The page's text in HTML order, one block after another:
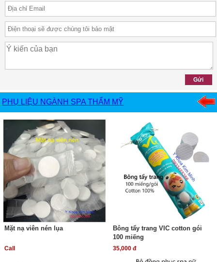
PHỤ LIỆU NGÀNH SPA THẨM MỸ
Mặt nạ viên nén lụa
Call
Bông tẩy trang VIC cotton gói
100 miếng
35,000 đ